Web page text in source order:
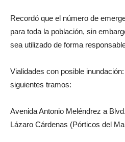
Recordó que el número de
para toda la población, sin
sea utilizado de forma
Vialidades con posible
siguientes tramos:
Avenida Antonio Meléndrez a
Lázaro Cárdenas (Pórticos del